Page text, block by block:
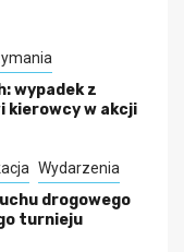
wypadek z
kierowcy w akcji
Wydarzenia
drogowego
turnieju